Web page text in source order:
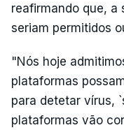
reafirmando que, a
seriam permitidos
"Nós hoje
plataformas
para detetar vírus,
plataformas vão